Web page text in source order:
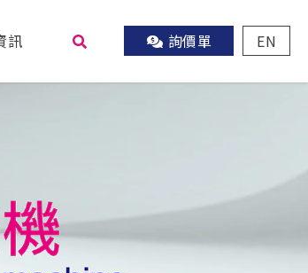
訊 詢價單 EN